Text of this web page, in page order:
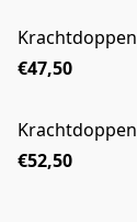
€47,50
€52,50